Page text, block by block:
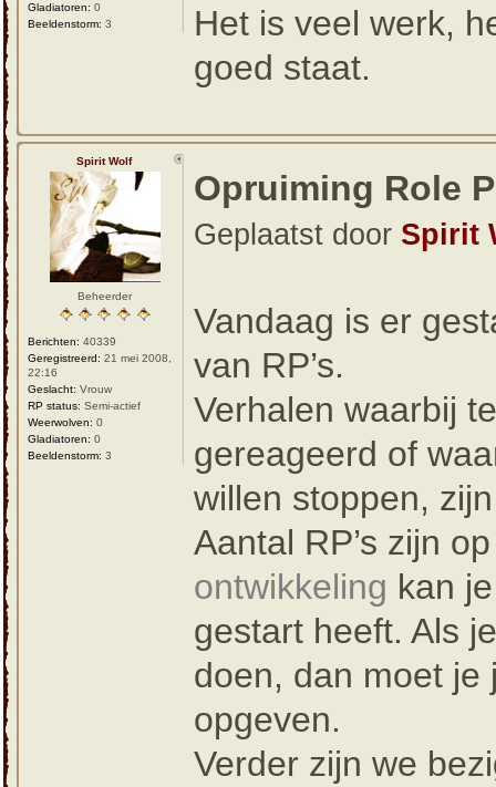
Gladiatoren: 0
Beeldenstorm: 3
Het is veel werk,
goed staat.
Spirit Wolf
Beheerder
Berichten: 40339
Geregistreerd: 21 mei 2008,
22:16
Geslacht: Vrouw
RP status: Semi-actief
Weerwolven: 0
Gladiatoren: 0
Beeldenstorm: 3
Opruiming Role
Geplaatst door Spirit
Vandaag is er
van RP’s.
Verhalen waarbij
gereageerd of
willen stoppen,
Aantal RP’s zijn
ontwikkeling kan
gestart heeft. Als
doen, dan moet je
opgeven.
Verder zijn we